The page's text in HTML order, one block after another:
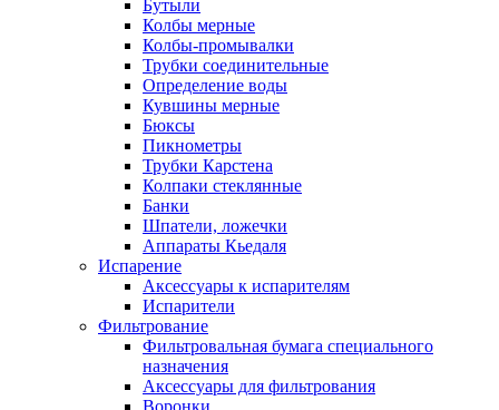
Бутыли
Колбы мерные
Колбы-промывалки
Трубки соединительные
Определение воды
Кувшины мерные
Бюксы
Пикнометры
Трубки Карстена
Колпаки стеклянные
Банки
Шпатели, ложечки
Аппараты Кьедаля
Испарение
Аксессуары к испарителям
Испарители
Фильтрование
Фильтровальная бумага специального
назначения
Аксессуары для фильтрования
Воронки